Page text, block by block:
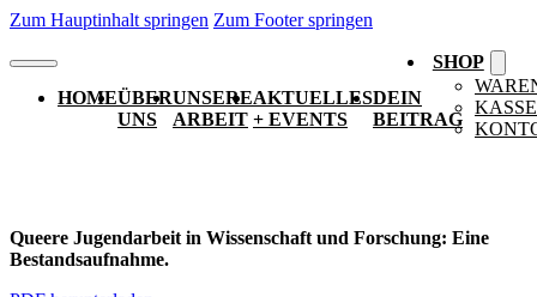
Zum Hauptinhalt springen Zum Footer springen
HOMEÜBER
UNS
UNSERE
ARBEIT
AKTUELLES
+ EVENTS
DEIN
BEITRAG
SHOP
KASSE
Queere Jugendarbeit in Wissenschaft und Forschung: Eine
Bestandsaufnahme.